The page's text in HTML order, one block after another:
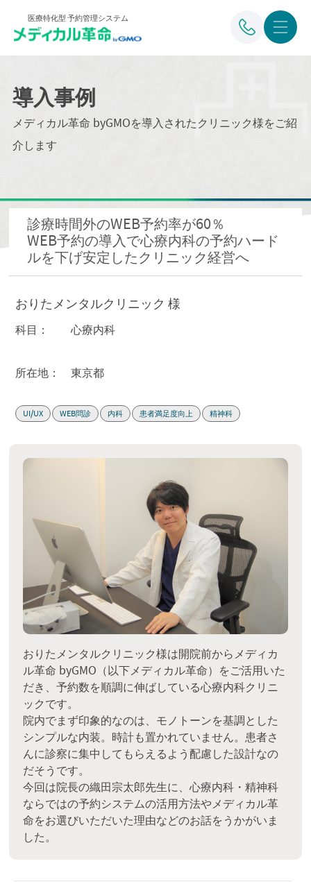
医療特化型 予約管理システム
導入事例
メディカル革命 byGMOを導入されたクリニック様をご紹
介します
診療時間外のWEB予約率が60％
WEB予約の導入で心療内科の予約ハード
ルを下げ安定したクリニック経営へ
おりたメンタルクリニック 様
科目： 心療内科
所在地： 東京都
UI/UX WEB問診 内科 患者満足度向上 精神科
おりたメンタルクリニック様は開院前からメディカ
ル革命 byGMO（以下メディカル革命）をご活用いた
だき、予約数を順調に伸ばしている心療内科クリニ
ックです。
院内でまず印象的なのは、モノトーンを基調とした
シンプルな内装。時計も置かれていません。患者さ
んに診察に集中してもらえるよう配慮した設計なの
だそうです。
今回は院長の織田宗太郎先生に、心療内科・精神科
ならではの予約システムの活用方法やメディカル革
命をお選びいただいた理由などのお話をうかがいま
した。